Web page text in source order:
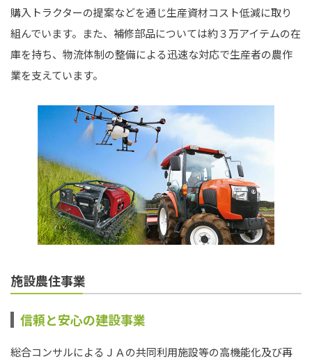
購入トラクターの提案などを通じ生産資材コスト低減に取り
組んでいます。また、補修部品については約３万アイテムの在
庫を持ち、物流体制の整備による迅速な対応で生産者の農作
業を支えています。
施設農住事業
信頼と安心の建設事業
総合コンサルによるＪＡの共同利用施設等の高機能化及び再